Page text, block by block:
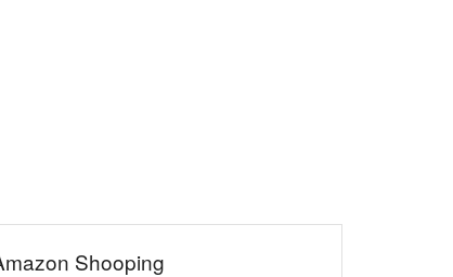
Shooping